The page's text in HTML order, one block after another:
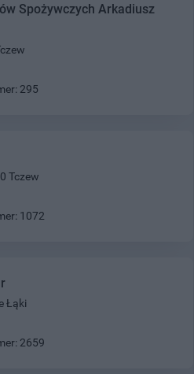
Spożywczych Arkadiusz
295
Tczew
1072
Łąki
2659